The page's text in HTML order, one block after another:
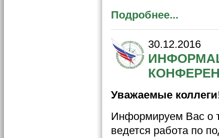
Подробнее...
30.12.2016
Уважаемые
Информируем Вас о
ведется работа по